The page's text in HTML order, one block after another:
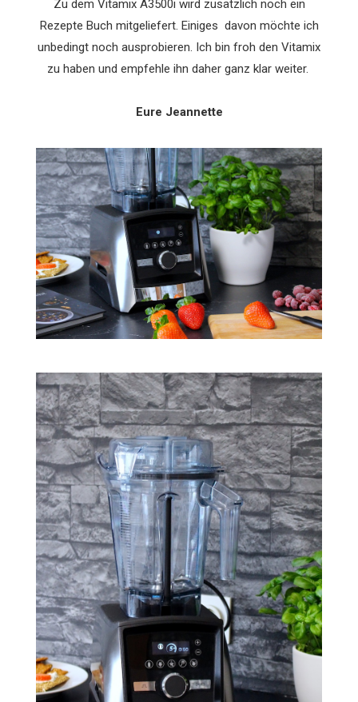
Zu dem Vitamix A3500i wird zusätzlich noch ein
Rezepte Buch mitgeliefert. Einiges davon möchte ich
unbedingt noch ausprobieren. Ich bin froh den Vitamix
zu haben und empfehle ihn daher ganz klar weiter.
Eure Jeannette